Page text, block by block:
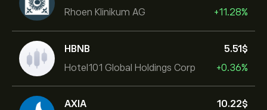
Rhoen Klinikum AG
+11.28%
HBNB
Hotel101 Global Holdings Corp
5.51‎$‎
+0.36%
AXIA
10.22‎$‎